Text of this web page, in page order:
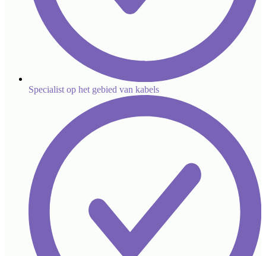
Specialist op het gebied van kabels